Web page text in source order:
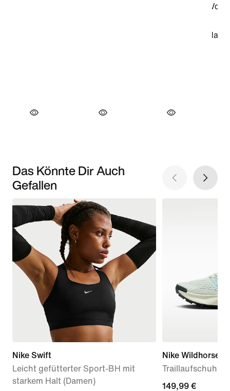
Das Könnte Dir Auch
Gefallen
Nike Swift
Leicht gefütterter Sport-BH mit
starkem Halt (Damen)
Nike Wildhorse 10
Traillaufschuh
149,99 €
149,99 €